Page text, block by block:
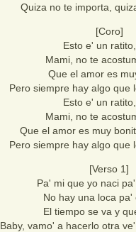
Quiza no te importa,
[Coro]
Esto e' un
Mami, no te
Que el amor es
Pero siempre hay algo que
Esto e' un
Mami, no te
Que el amor es muy
Pero siempre hay algo que
[Verso 1]
Pa' mi que yo naci
No hay una loca pa'
El tiempo se va y
Baby, vamo' a hacerlo otra